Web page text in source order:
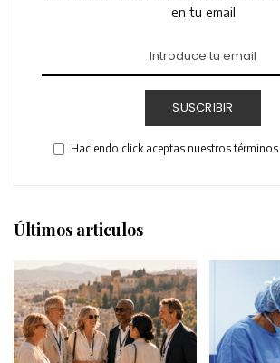
en tu email
SUSCRIBIR
Haciendo click aceptas nuestros
Últimos articulos